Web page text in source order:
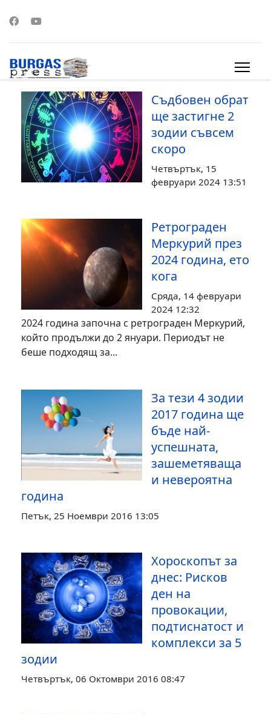
Съдбовен обрат
ще застигне 2
зодии съвсем
скоро
Четвъртък, 15
февруари 2024 13:51
Ретрограден
Меркурий през
2024 година, ето
кога
Сряда, 14 февруари
2024 12:32
2024 година започна с ретрограден Меркурий,
който продължи до 2 януари. Периодът не
беше подходящ за...
За тези 4 зодии
2017 година ще
бъде най-
успешната,
зашеметяваща
и невероятна
година
Петък, 25 Ноември 2016 13:05
Хороскопът за
днес: Рисков
ден на
провокации,
подтиснатост и
комплекси за 5
зодии
Четвъртък, 06 Октомври 2016 08:47